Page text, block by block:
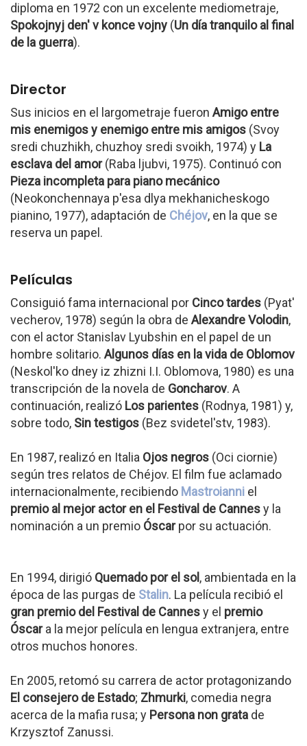
diploma en 1972 con un excelente mediometraje,
Spokojnyj den' v konce vojny (Un día tranquilo al final
de la guerra).
Director
Sus inicios en el largometraje fueron Amigo entre
mis enemigos y enemigo entre mis amigos (Svoy
sredi chuzhikh, chuzhoy sredi svoikh, 1974) y La
esclava del amor(Raba ljubvi, 1975). Continuó con
Pieza incompleta para piano mecánico
(Neokonchennaya p'esa dlya mekhanicheskogo
pianino, 1977), adaptación de Chéjov, en la que se
reserva un papel.
Películas
Consiguió fama internacional por Cinco tardes (Pyat'
vecherov, 1978) según la obra de Alexandre Volodin,
con el actor Stanislav Lyubshin en el papel de un
hombre solitario. Algunos días en la vida de Oblomov
(Neskol'ko dney iz zhizni I.I. Oblomova, 1980) es una
transcripción de la novela de Goncharov. A
continuación, realizó Los parientes (Rodnya, 1981) y,
sobre todo, Sin testigos (Bez svidetel'stv, 1983).
En 1987, realizó en Italia Ojos negros (Oci ciornie)
según tres relatos de Chéjov. El film fue aclamado
internacionalmente, recibiendo Mastroianni el
premio al mejor actor en el Festival de Cannesy la
nominación a un premio Óscarpor su actuación.
En 1994, dirigió Quemado por el sol, ambientada en la
época de las purgas de Stalin. La película recibió el
gran premio del Festival de Cannesy el premio
Óscara la mejor película en lengua extranjera, entre
otros muchos honores.
En 2005, retomó su carrera de actor protagonizando
El consejero de Estado; Zhmurki, comedia negra
acerca de la mafia rusa; y Persona non grata de
Krzysztof Zanussi.